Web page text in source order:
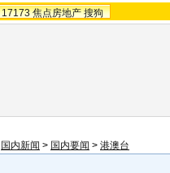
17173 焦点房地产 搜狗
国内新闻 > 国内要闻 > 港澳台